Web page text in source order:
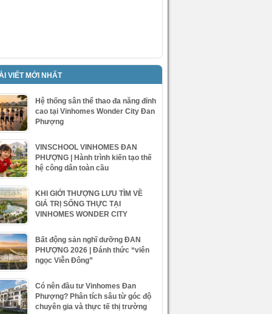
VIẾT MỚI NHẤT
Hệ thống sân thể thao đa năng đỉnh
cao tại Vinhomes Wonder City Đan
Phượng
VINSCHOOL VINHOMES ĐAN
PHƯỢNG | Hành trình kiến tạo thế
hệ công dân toàn cầu
KHI GIỚI THƯỢNG LƯU TÌM VỀ
GIÁ TRỊ SỐNG THỰC TẠI
VINHOMES WONDER CITY
Bất động sản nghĩ dưỡng ĐAN
PHƯỢNG 2026 | Đánh thức “viên
ngọc Viễn Đông”
Có nên đầu tư Vinhomes Đan
Phượng? Phân tích sâu từ góc độ
chuyên gia và thực tế thị trường